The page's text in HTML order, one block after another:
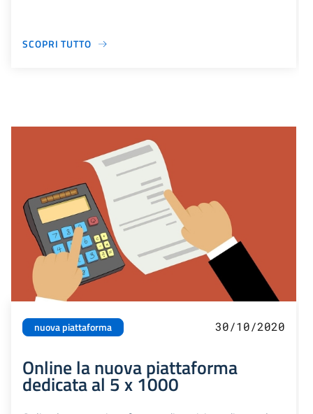
SCOPRI TUTTO
nuova piattaforma 30/10/2020
Online la nuova piattaforma
dedicata al 5 x 1000